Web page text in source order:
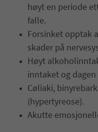
høyt en periode
falle.
Forsinket opptak
skader på
Høyt
inntaket og dagen
Cøliaki,
(hypertyreose).
Akutte